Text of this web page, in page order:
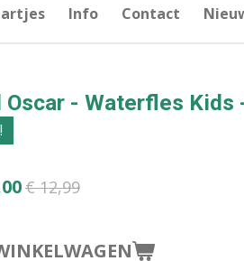
Info Contact
Oscar - Waterfles Kids
€ 12,99